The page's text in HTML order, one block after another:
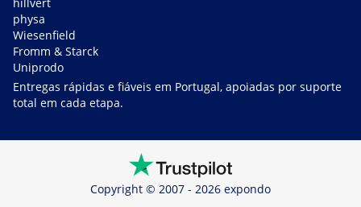
physa
Wiesenfield
Fromm & Starck
Uniprodo
Entregas rápidas e fiáveis em Portugal, apoiadas por suporte
total em cada etapa.
Copyright © 2007 - 2026 expondo